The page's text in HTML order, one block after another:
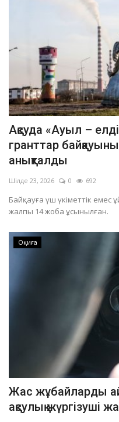
Ақсуда «Ауыл –
гранттар
анықталды
Шілде 23, 2026 0 692
Байқауға үш үкіметтік
жалпы 14 жоба ұсынылған.
Оқиға
Жас жұбайларды
ақсулық жүргізуші